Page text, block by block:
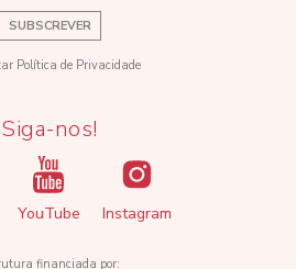
SUBSCREVER
Política de Privacidade
Siga-nos!
YouTube Instagram
financiada por: